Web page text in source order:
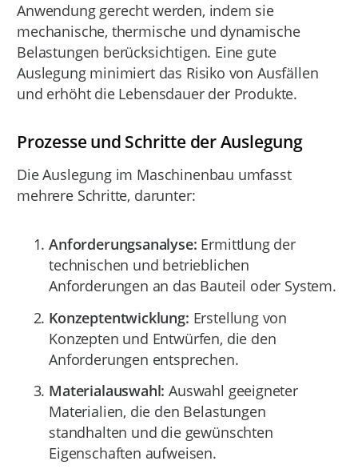
Anwendung gerecht werden, indem sie
mechanische, thermische und dynamische
Belastungen berücksichtigen. Eine gute
Auslegung minimiert das Risiko von Ausfällen
und erhöht die Lebensdauer der Produkte.
Prozesse und Schritte der Auslegung
Die Auslegung im Maschinenbau umfasst
mehrere Schritte, darunter:
Anforderungsanalyse: Ermittlung der
technischen und betrieblichen
Anforderungen an das Bauteil oder System.
Konzeptentwicklung: Erstellung von
Konzepten und Entwürfen, die den
Anforderungen entsprechen.
Materialauswahl: Auswahl geeigneter
Materialien, die den Belastungen
standhalten und die gewünschten
Eigenschaften aufweisen.